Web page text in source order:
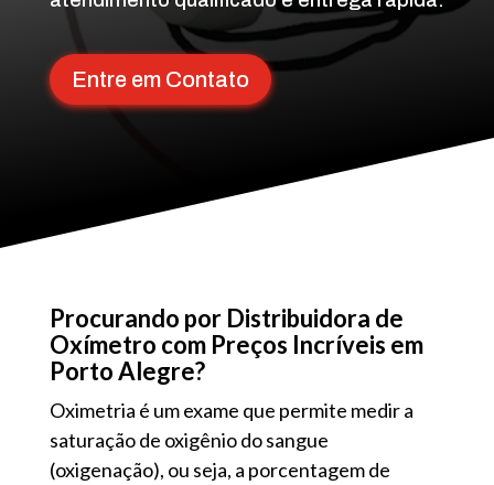
Entre em Contato
Procurando por Distribuidora de
Oxímetro com Preços Incríveis em
Porto Alegre?
Oximetria é um exame que permite medir a
saturação de oxigênio do sangue
(oxigenação), ou seja, a porcentagem de